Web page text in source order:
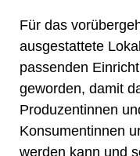
Für das
ausgestattete
passenden
geworden, damit
Produzentinnen
Konsumentinnen
werden kann und